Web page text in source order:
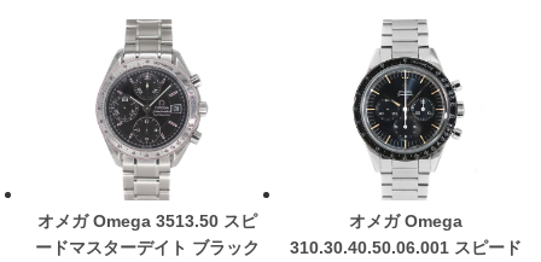
オメガ Omega 3513.50 スピ
ードマスターデイト ブラック
オメガ Omega
310.30.40.50.06.001 スピード